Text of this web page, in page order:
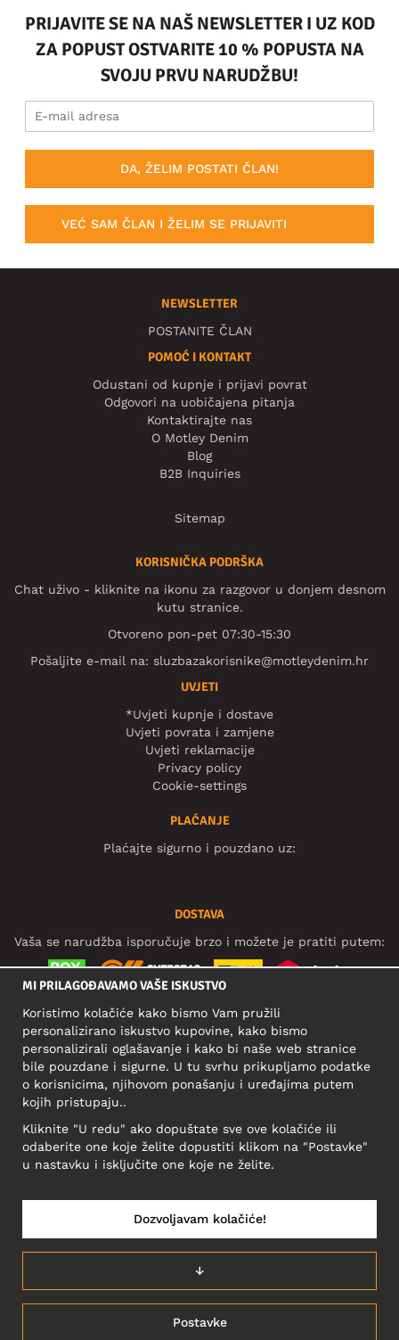
PRIJAVITE SE NA NAŠ NEWSLETTER I UZ KOD
ZA POPUST OSTVARITE 10 % POPUSTA NA
SVOJU PRVU NARUDŽBU!
DA, ŽELIM POSTATI ČLAN!
VEĆ SAM ČLAN I ŽELIM SE PRIJAVITI
NEWSLETTER
POSTANITE ČLAN
POMOĆ I KONTAKT
Odustani od kupnje i prijavi povrat
Odgovori na uobičajena pitanja
Kontaktirajte nas
O Motley Denim
Blog
B2B Inquiries
Sitemap
KORISNIČKA PODRŠKA
Chat uživo - kliknite na ikonu za razgovor u donjem desnom
kutu stranice.
Otvoreno pon-pet 07:30-15:30
Pošaljite e-mail na: sluzbazakorisnike@motleydenim.hr
UVJETI
*Uvjeti kupnje i dostave
Uvjeti povrata i zamjene
Uvjeti reklamacije
Privacy policy
Cookie-settings
PLAĆANJE
Plaćajte sigurno i pouzdano uz:
DOSTAVA
Vaša se narudžba isporučuje brzo i možete je pratiti putem:
DRUŠTVENE MREŽE
POSLOVNA ADRESA
Narva mnt 5, EE-10117 Tallinn
Reg: 12356245
HRVATSKA/HRVATSKI
MI PRILAGOĐAVAMO VAŠE ISKUSTVO
Koristimo kolačiće kako bismo Vam pružili
personalizirano iskustvo kupovine, kako bismo
personalizirali oglašavanje i kako bi naše web stranice
bile pouzdane i sigurne. U tu svrhu prikupljamo podatke
o korisnicima, njihovom ponašanju i uređajima putem
kojih pristupaju..
Kliknite "U redu" ako dopuštate sve ove kolačiće ili
odaberite one koje želite dopustiti klikom na "Postavke"
u nastavku i isključite one koje ne želite.
Postavke
↓
Dozvoljavam kolačiće!